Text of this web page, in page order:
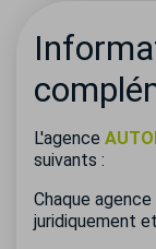
L'agence
suivants :
Chaque
juridiquement